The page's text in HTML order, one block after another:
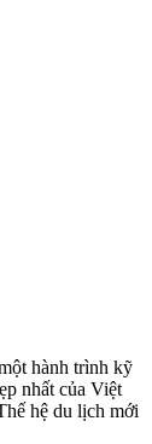
hành trình kỹ
nhất của Việt
hệ du lịch mới